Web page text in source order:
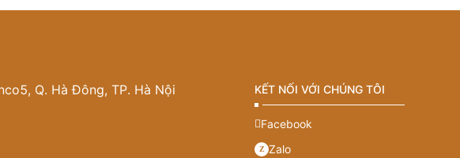
Q. Hà Đông, TP. Hà Nội
KẾT NỐI VỚI CHÚNG TÔI
Facebook
Zalo